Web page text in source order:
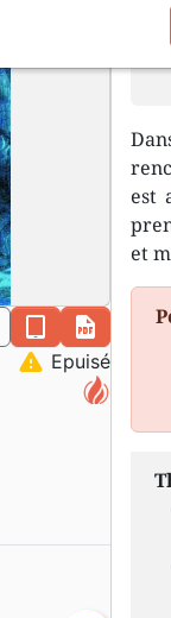
est
et
epub
pdf
warning Epuisé